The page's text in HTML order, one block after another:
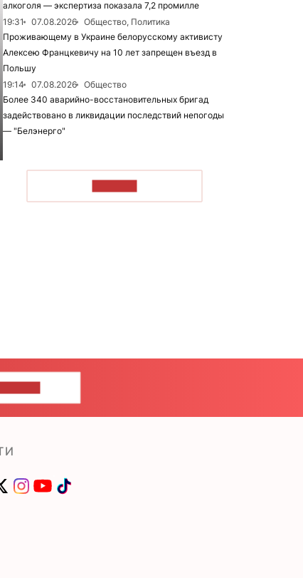
алкоголя — экспертиза показала 7,2 промилле
19:31
07.08.2026
Общество, Политика
Проживающему в Украине белорусскому активисту
Алексею Францкевичу на 10 лет запрещен въезд в
Польшу
19:14
07.08.2026
Общество
Более 340 аварийно-восстановительных бригад
задействовано в ликвидации последствий непогоды
— "Белэнерго"